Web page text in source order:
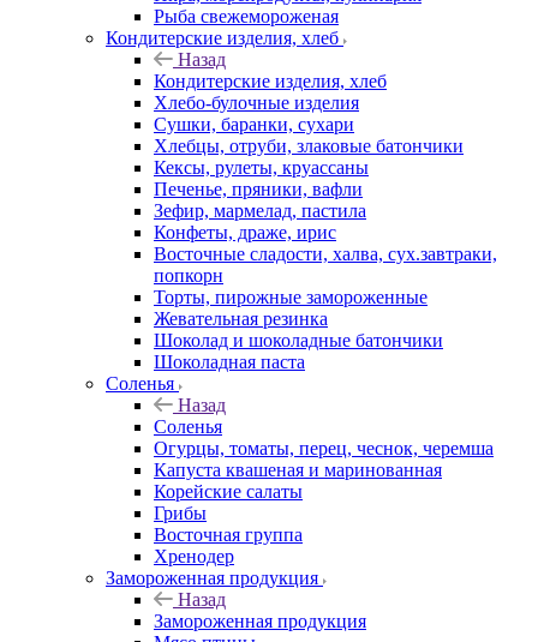
Рыба свежемороженая
Кондитерские изделия, хлеб
Назад
Кондитерские изделия, хлеб
Хлебо-булочные изделия
Сушки, баранки, сухари
Хлебцы, отруби, злаковые батончики
Кексы, рулеты, круассаны
Печенье, пряники, вафли
Зефир, мармелад, пастила
Конфеты, драже, ирис
Восточные сладости, халва, сух.завтраки,
попкорн
Торты, пирожные замороженные
Жевательная резинка
Шоколад и шоколадные батончики
Шоколадная паста
Соленья
Назад
Соленья
Огурцы, томаты, перец, чеснок, черемша
Капуста квашеная и маринованная
Корейские салаты
Грибы
Восточная группа
Хренодер
Замороженная продукция
Назад
Замороженная продукция